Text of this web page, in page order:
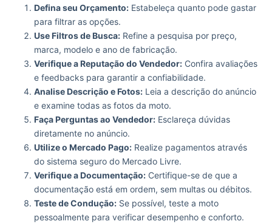
Defina seu Orçamento: Estabeleça quanto pode gastar
para filtrar as opções.
Use Filtros de Busca: Refine a pesquisa por preço,
marca, modelo e ano de fabricação.
Verifique a Reputação do Vendedor: Confira avaliações
e feedbacks para garantir a confiabilidade.
Analise Descrição e Fotos: Leia a descrição do anúncio
e examine todas as fotos da moto.
Faça Perguntas ao Vendedor: Esclareça dúvidas
diretamente no anúncio.
Utilize o Mercado Pago: Realize pagamentos através
do sistema seguro do Mercado Livre.
Verifique a Documentação: Certifique-se de que a
documentação está em ordem, sem multas ou débitos.
Teste de Condução: Se possível, teste a moto
pessoalmente para verificar desempenho e conforto.